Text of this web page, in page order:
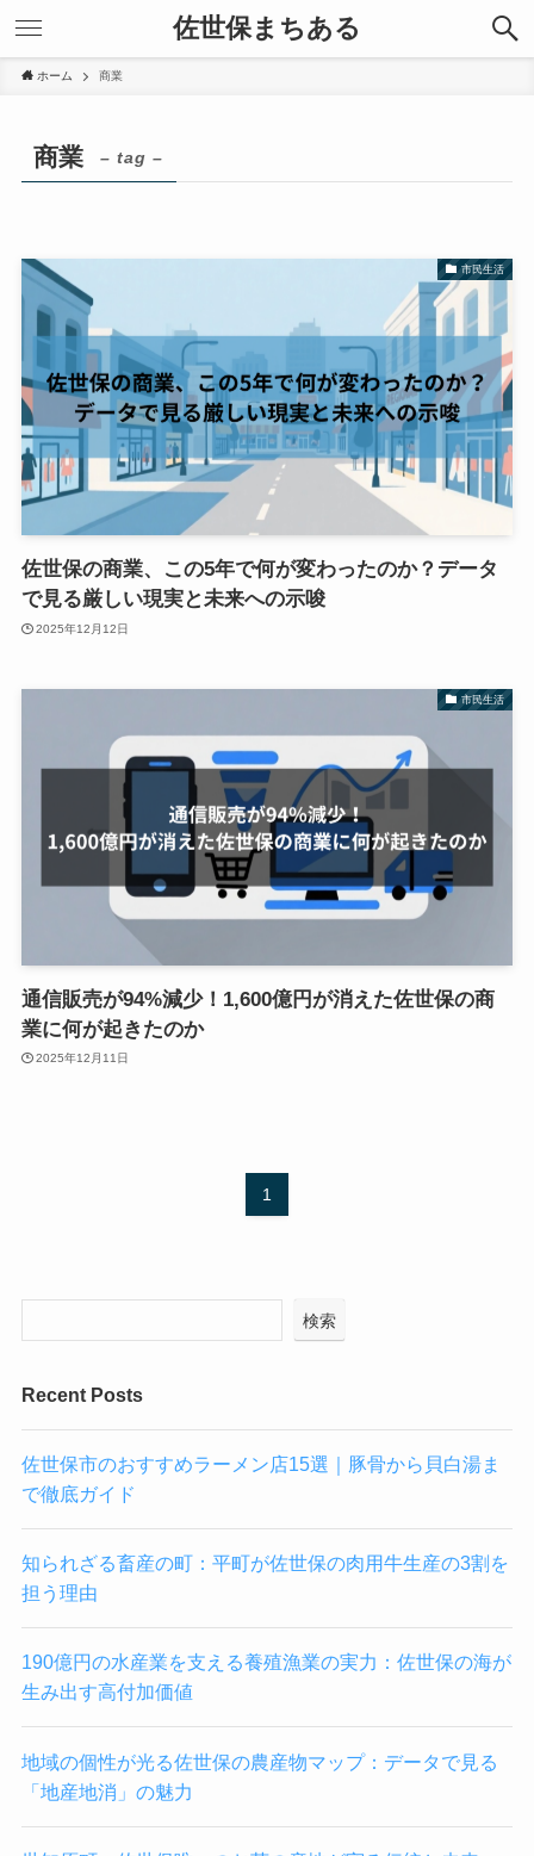
佐世保まちある
ホーム 商業
商業 – tag –
市民生活
佐世保の商業、この5年で何が変わったのか？データ
で見る厳しい現実と未来への示唆
2025年12月12日
市民生活
通信販売が94%減少！1,600億円が消えた佐世保の商
業に何が起きたのか
2025年12月11日
1
検索
Recent Posts
佐世保市のおすすめラーメン店15選｜豚骨から貝白湯ま
で徹底ガイド
知られざる畜産の町：平町が佐世保の肉用牛生産の3割を
担う理由
190億円の水産業を支える養殖漁業の実力：佐世保の海が
生み出す高付加価値
地域の個性が光る佐世保の農産物マップ：データで見る
「地産地消」の魅力